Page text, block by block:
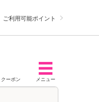
ご利用可能ポイント
クーポン メニュー